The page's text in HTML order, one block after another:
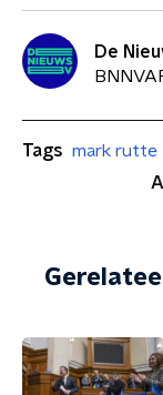
De
Tags mark rutte